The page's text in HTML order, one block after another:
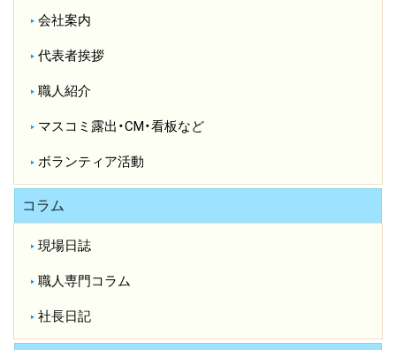
会社案内
代表者挨拶
職人紹介
マスコミ露出・CM・看板など
ボランティア活動
コラム
現場日誌
職人専門コラム
社長日記